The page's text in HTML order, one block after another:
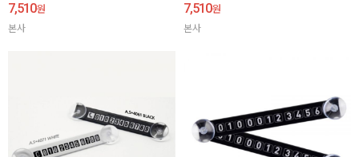
7,510원
본사
7,510원
본사